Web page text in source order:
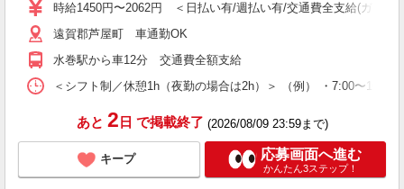
時給1450円〜2062円 ＜日払い有/週払い有/交通費全支給(ガソリ
遠賀郡芦屋町 車通勤OK
水巻駅から車12分 交通費全額支給
＜シフト制／休憩1h（夜勤の場合は2h）＞ （例） ・7:00〜
あと 2 日 で掲載終了 (2026/08/09 23:59まで)
キープ 応募画面へ進む
かんたん3ステップ！